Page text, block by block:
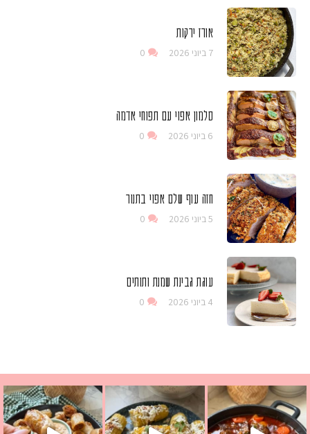
אורז ירקות
7 ביוני 2026 0
סלמון אפוי עם תפוחי אדמה
6 ביוני 2026 0
חזה עוף שלם אפוי בתנור
5 ביוני 2026 0
עוגת גבינת שמנת ותותים
4 ביוני 2026 0
בולגרית מעודנת מ
פרגיות קריספיים ממכרים שמכינים בכמה דקות עב